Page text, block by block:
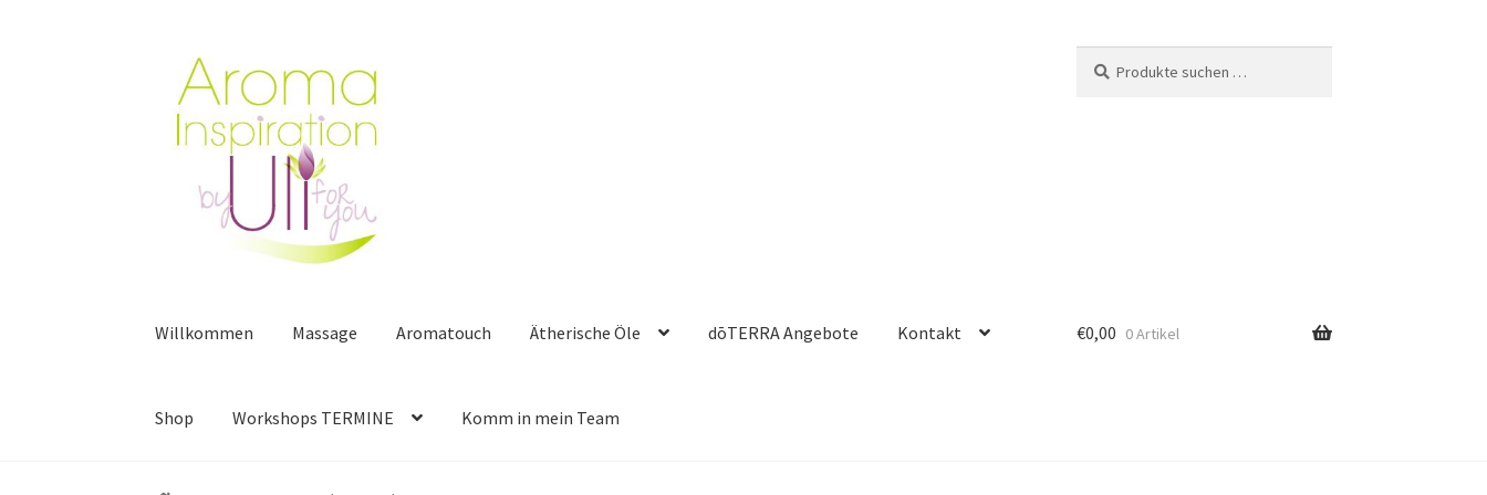
Navigation
springen
Inhalt
springen
nach:
Willkommen Massage Aromatouch Ätherische Öle dōTERRA Angebote Kontakt
Shop Workshops TERMINE Komm in mein Team
Start Anmeldung Webinar / Workshop
€0,00 0 Artikel